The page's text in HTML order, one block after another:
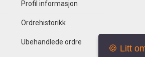
Profil informasjon
Ordrehistorikk
Ubehandlede ordre
🍪 Litt